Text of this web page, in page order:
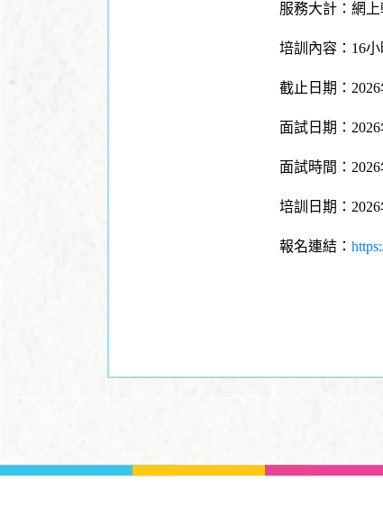
服務大計：網
培訓內容：16
截止日期：
面試日期：
面試時間：
培訓日期：
報名連結：